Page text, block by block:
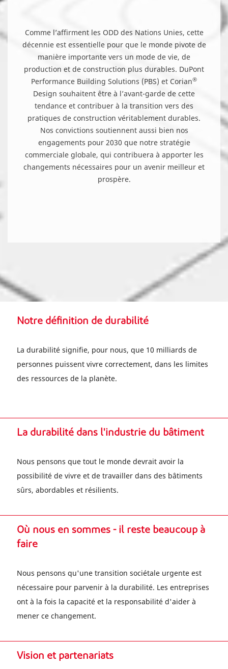
Comme l’affirment les ODD des Nations Unies, cette
décennie est essentielle pour que le monde pivote de
manière importante vers un mode de vie, de
production et de construction plus durables. DuPont
Performance Building Solutions (PBS) et Corian®
Design souhaitent être à l’avant-garde de cette
tendance et contribuer à la transition vers des
pratiques de construction véritablement durables.
Nos convictions soutiennent aussi bien nos
engagements pour 2030 que notre stratégie
commerciale globale, qui contribuera à apporter les
changements nécessaires pour un avenir meilleur et
prospère.
Notre définition de durabilité
La durabilité signifie, pour nous, que 10 milliards de
personnes puissent vivre correctement, dans les limites
des ressources de la planète.
La durabilité dans l'industrie du bâtiment
Nous pensons que tout le monde devrait avoir la
possibilité de vivre et de travailler dans des bâtiments
sûrs, abordables et résilients.
Où nous en sommes - il reste beaucoup à
faire
Nous pensons qu'une transition sociétale urgente est
nécessaire pour parvenir à la durabilité. Les entreprises
ont à la fois la capacité et la responsabilité d'aider à
mener ce changement.
Vision et partenariats